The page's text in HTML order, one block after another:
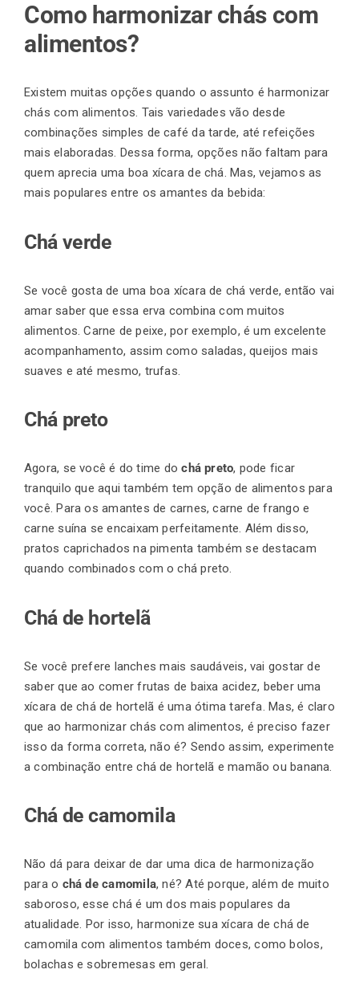
Como harmonizar chás com
alimentos?
Existem muitas opções quando o assunto é harmonizar
chás com alimentos. Tais variedades vão desde
combinações simples de café da tarde, até refeições
mais elaboradas. Dessa forma, opções não faltam para
quem aprecia uma boa xícara de chá. Mas, vejamos as
mais populares entre os amantes da bebida:
Chá verde
Se você gosta de uma boa xícara de chá verde, então vai
amar saber que essa erva combina com muitos
alimentos. Carne de peixe, por exemplo, é um excelente
acompanhamento, assim como saladas, queijos mais
suaves e até mesmo, trufas.
Chá preto
Agora, se você é do time do chá preto, pode ficar
tranquilo que aqui também tem opção de alimentos para
você. Para os amantes de carnes, carne de frango e
carne suína se encaixam perfeitamente. Além disso,
pratos caprichados na pimenta também se destacam
quando combinados com o chá preto.
Chá de hortelã
Se você prefere lanches mais saudáveis, vai gostar de
saber que ao comer frutas de baixa acidez, beber uma
xícara de chá de hortelã é uma ótima tarefa. Mas, é claro
que ao harmonizar chás com alimentos, é preciso fazer
isso da forma correta, não é? Sendo assim, experimente
a combinação entre chá de hortelã e mamão ou banana.
Chá de camomila
Não dá para deixar de dar uma dica de harmonização
para o chá de camomila, né? Até porque, além de muito
saboroso, esse chá é um dos mais populares da
atualidade. Por isso, harmonize sua xícara de chá de
camomila com alimentos também doces, como bolos,
bolachas e sobremesas em geral.